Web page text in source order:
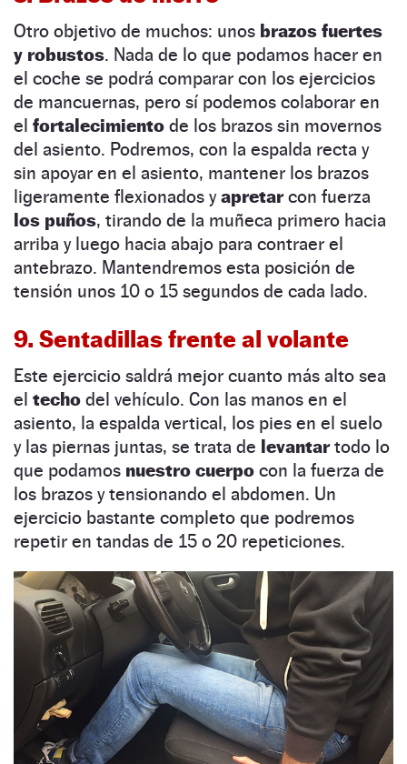
Otro objetivo de muchos: unos brazos fuertes
y robustos. Nada de lo que podamos hacer en
el coche se podrá comparar con los ejercicios
de mancuernas, pero sí podemos colaborar en
el fortalecimiento de los brazos sin movernos
del asiento. Podremos, con la espalda recta y
sin apoyar en el asiento, mantener los brazos
ligeramente flexionados yapretarcon fuerza
los puños, tirando de la muñeca primero hacia
arriba y luego hacia abajo para contraer el
antebrazo. Mantendremos esta posición de
tensión unos 10 o 15 segundos de cada lado.
9. Sentadillas frente al volante
Este ejercicio saldrá mejor cuanto más alto sea
el techo del vehículo. Con las manos en el
asiento, la espalda vertical, los pies en el suelo
y las piernas juntas, se trata de levantartodo lo
que podamos nuestro cuerpo con la fuerza de
los brazos y tensionando el abdomen. Un
ejercicio bastante completo que podremos
repetir en tandas de 15 o 20 repeticiones.